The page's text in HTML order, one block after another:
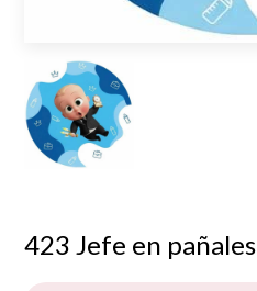
423 Jefe en pañales